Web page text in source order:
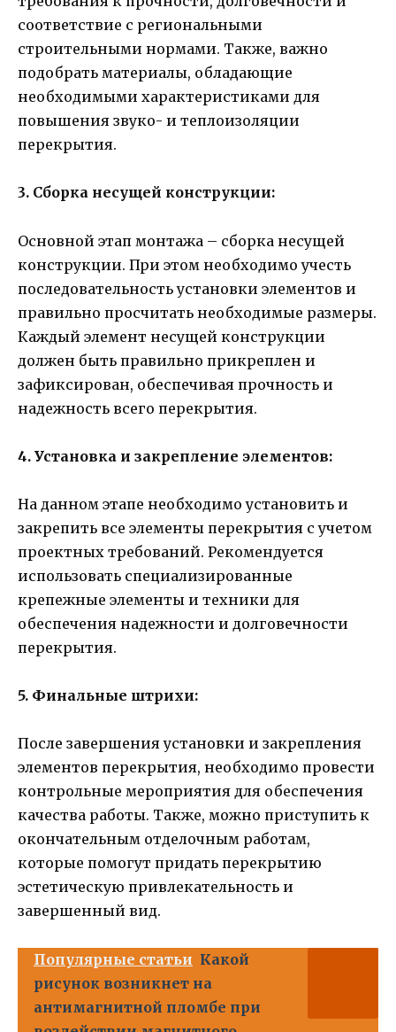
соответствие с региональными
строительными нормами. Также, важно
подобрать материалы, обладающие
необходимыми характеристиками для
повышения звуко- и теплоизоляции
перекрытия.
3. Сборка несущей конструкции:
Основной этап монтажа – сборка несущей
конструкции. При этом необходимо учесть
последовательность установки элементов и
правильно просчитать необходимые размеры.
Каждый элемент несущей конструкции
должен быть правильно прикреплен и
зафиксирован, обеспечивая прочность и
надежность всего перекрытия.
4. Установка и закрепление элементов:
На данном этапе необходимо установить и
закрепить все элементы перекрытия с учетом
проектных требований. Рекомендуется
использовать специализированные
крепежные элементы и техники для
обеспечения надежности и долговечности
перекрытия.
5. Финальные штрихи:
После завершения установки и закрепления
элементов перекрытия, необходимо провести
контрольные мероприятия для обеспечения
качества работы. Также, можно приступить к
окончательным отделочным работам,
которые помогут придать перекрытию
эстетическую привлекательность и
завершенный вид.
Популярные статьи Какой
рисунок возникнет на
антимагнитной пломбе при